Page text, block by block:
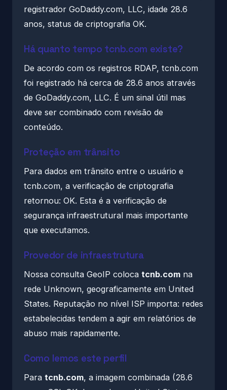
registrador GoDaddy.com, LLC, idade 28.6
anos, status de criptografia OK.
Há quanto tempo tcnb.com existe?
De acordo com os registros RDAP, tcnb.com
foi registrado há cerca de 28.6 anos através
de GoDaddy.com, LLC. É um sinal útil mas
deve ser combinado com revisão de
conteúdo.
Proteção em trânsito
Para dados em trânsito entre o usuário e
tcnb.com, a verificação de criptografia
retornou: OK. Esta é a verificação de
segurança infraestrutural mais importante
que executamos.
Provedor de infraestrutura
Nossa consulta GeoIP coloca tcnb.com na
rede Unknown, geograficamente em United
States. Reputação no nível ISP importa: redes
estabelecidas tendem a agir em relatórios de
abuso mais rapidamente.
Como lemos este perfil
Para tcnb.com, a imagem combinada (28.6